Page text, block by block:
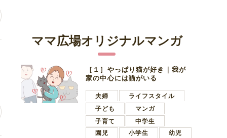
ママ広場オリジナルマンガ
［１］やっぱり猫が好き｜我が
家の中心には猫がいる
夫婦
ライフスタイル
子ども
マンガ
子育て
中学生
園児
小学生
幼児